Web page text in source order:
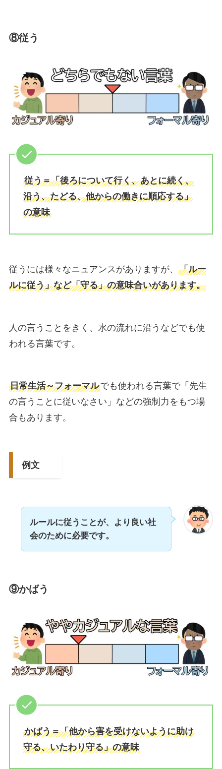
⑧従う
従う＝「後ろについて行く、あとに続く、
沿う、たどる、他からの働きに順応する」
の意味
従うには様々なニュアンスがありますが、 「ルー
ルに従う」など「守る」の意味合いがあります。
人の言うことをきく、水の流れに沿うなどでも使
われる言葉です。
日常生活～フォーマルでも使われる言葉で「先生
の言うことに従いなさい」などの強制力をもつ場
合もあります。
例文
ルールに従うことが、より良い社
会のために必要です。
⑨かばう
かばう＝「他から害を受けないように助け
守る、いたわり守る」の意味